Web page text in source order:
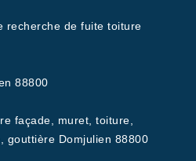
recherche de fuite toiture
88800
façade, muret, toiture,
gouttière Domjulien 88800